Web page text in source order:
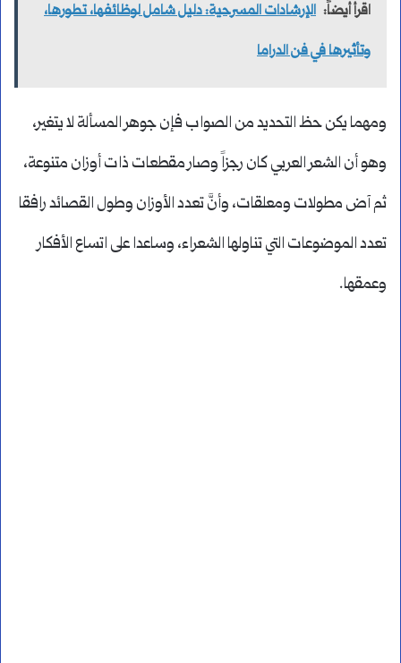
اقرأ أيضاً: الإرشادات المسرحية: دليل شامل لوظائفها، تطورها،
وتأثيرها في فن الدراما
ومهما يكن حظ التحديد من الصواب فإن جوهر المسألة لا يتغير،
وهو أن الشعر العربي كان رجزاً وصار مقطعات ذات أوزان متنوعة،
ثم آض مطولات ومعلقات، وأنَّ تعدد الأوزان وطول القصائد رافقا
تعدد الموضوعات التي تناولها الشعراء، وساعدا على اتساع الأفكار
وعمقها.